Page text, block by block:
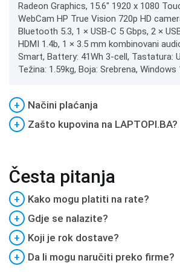
Radeon Graphics, 15.6" 1920 x 1080
WebCam HP True Vision 720p HD
Bluetooth 5.3, 1 × USB‑C 5 Gbps, 2 ×
HDMI 1.4b, 1 × 3.5 mm kombinovani
Smart, Battery: 41Wh 3-cell, Tastatura:
Težina: 1.59kg, Boja: Srebrena, Windows
+
Načini plaćanja
+
Zašto kupovina na LAPTOPI.BA?
Česta pitanja
+
Kako mogu platiti na rate?
+
Gdje se nalazite?
+
Koji je rok dostave?
+
Da li mogu naručiti preko firme?